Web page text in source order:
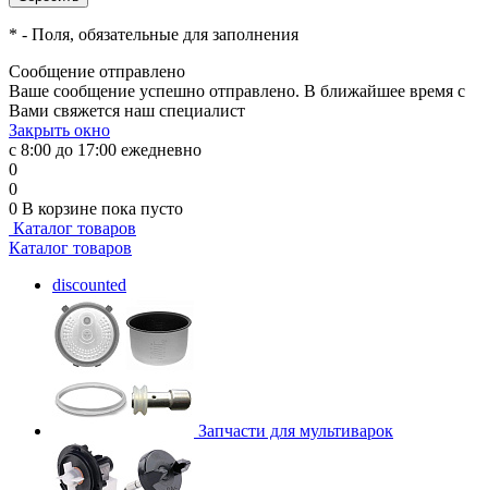
* - Поля, обязательные для заполнения
Сообщение отправлено
Ваше сообщение успешно отправлено. В ближайшее время с
Вами свяжется наш специалист
Закрыть окно
с 8:00 до 17:00 ежедневно
0
0
0 В корзине пока пусто
Каталог товаров
Каталог товаров
discounted
Запчасти для мультиварок